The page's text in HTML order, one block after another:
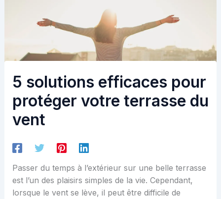
5 solutions efficaces pour
protéger votre terrasse du
vent
Passer du temps à l’extérieur sur une belle terrasse
est l’un des plaisirs simples de la vie. Cependant,
lorsque le vent se lève, il peut être difficile de